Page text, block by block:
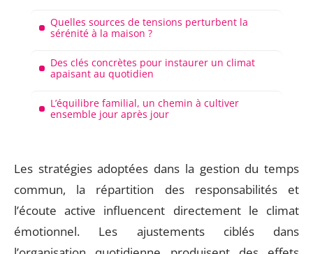
Quelles sources de tensions perturbent la
sérénité à la maison ?
Des clés concrètes pour instaurer un climat
apaisant au quotidien
L’équilibre familial, un chemin à cultiver
ensemble jour après jour
Les stratégies adoptées dans la gestion du temps
commun, la répartition des responsabilités et
l’écoute active influencent directement le climat
émotionnel. Les ajustements ciblés dans